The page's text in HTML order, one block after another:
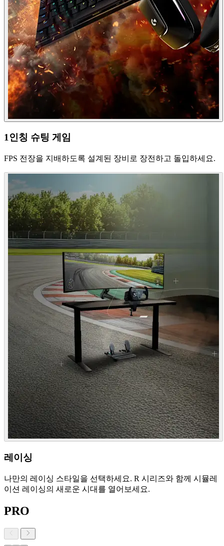
1인칭 슈팅 게임
FPS 전장을 지배하도록 설계된 장비로 장전하고 돌입하세요.
레이싱
나만의 레이싱 스타일을 선택하세요. R 시리즈와 함께 시뮬레
이션 레이싱의 새로운 시대를 열어보세요.
PRO